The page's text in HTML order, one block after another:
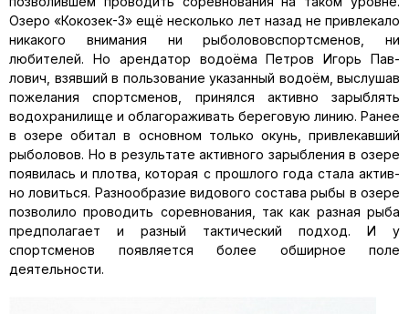
Озеро «Кокозек-3» ещё не­сколько лет назад не привлекало
никакого внимания ни рыболовов­спортсменов, ни
любителей. Но арендатор водоёма Петров Игорь Пав­
лович, взявший в пользование указанный водоём, выслушав
пожелания спортсменов, принялся активно зарыблять
водохранилище и облаго­раживать береговую линию. Ранее
в озере обитал в основном только окунь, привлекавший
рыболовов. Но в результате активного зарыбле­ния в озере
появилась и плотва, которая с прошлого года стала актив­
но ловиться. Разнообразие видового состава рыбы в озере
позволило проводить соревнования, так как разная рыба
предполагает и разный тактический подход. И у
спортсменов появляется более обширное поле
деятельности.